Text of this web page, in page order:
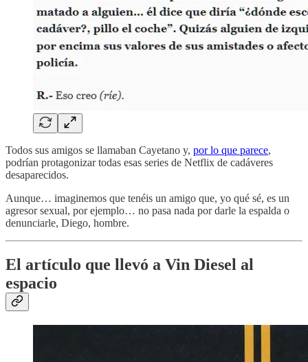
Todos sus amigos se llamaban Cayetano y, por lo que parece,
podrían protagonizar todas esas series de Netflix de cadáveres
desaparecidos.
Aunque… imaginemos que tenéis un amigo que, yo qué sé, es un
agresor sexual, por ejemplo… no pasa nada por darle la espalda o
denunciarle, Diego, hombre.
El artículo que llevó a Vin Diesel al
espacio